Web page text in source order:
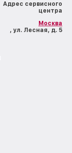
Адрес сервисного
центра
Москва
, ул. Лесная, д. 5